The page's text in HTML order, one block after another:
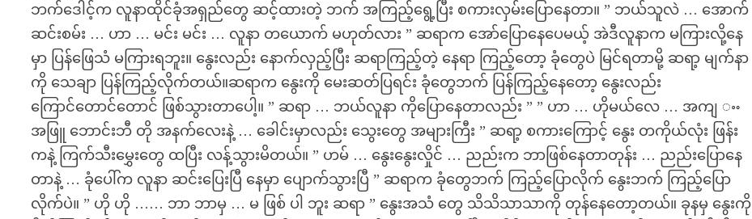
ဘက်ဒေါင့်က လူနာထိုင်ခုံအရှည်တွေ ဆင့်ထားတဲ့ ဘက် အကြည့်ရွေ့ပြီး စကားလှမ်းပြောနေတာ။ ” ဘယ်သူလဲ … အောက်
ဆင်းစမ်း … ဟာ … မင်း မင်း … လူနာ တယောက် မဟုတ်လား ” ဆရာက အော်ပြောနေပေမယ့် အဲဒီလူနာက မကြားလို့နေ
မှာ ပြန်ဖြေသံ မကြားရဘူး။ နွေးလည်း နောက်လှည့်ပြီး ဆရာကြည့်တဲ့ နေရာ ကြည့်တော့ ခုံတွေပဲ မြင်ရတာမို့ ဆရာ့ မျက်နာ
ကို သေချာ ပြန်ကြည့်လိုက်တယ်။ဆရာက နွေးကို မေးဆတ်ပြရင်း ခုံတွေဘက် ပြန်ကြည့်နေတော့ နွေးလည်း
ကြောင်တောင်တောင် ဖြစ်သွားတာပေါ့။ ” ဆရာ … ဘယ်လူနာ ကိုပြောနေတာလည်း ” ” ဟာ … ဟိုမယ်လေ … အကျ ႌ
အဖြူ ဘောင်းဘီ တို အနက်လေးနဲ့ … ခေါင်းမှာလည်း သွေးတွေ အများကြီး ” ဆရာ့ စကားကြောင့် နွေး တကိုယ်လုံး ဖြန်း
ကနဲ့ ကြက်သီးမွှေးတွေ ထပြီး လန့်သွားမိတယ်။ ” ဟမ် … နွေးနွေးလှိုင် … ညည်းက ဘာဖြစ်နေတာတုန်း … ညည်းပြောနေ
တာနဲ့ … ခုံပေါ်က လူနာ ဆင်းပြေးပြီ နေမှာ ပျောက်သွားပြီ ” ဆရာက ခုံတွေဘက် ကြည့်ပြောလိုက် နွေးဘက် ကြည့်ပြော
လိုက်ပဲ။ ” ဟို ဟို …… ဘာ ဘာမှ … မ ဖြစ် ပါ ဘူး ဆရာ ” နွေးအသံ တွေ သိသိသာသာကို တုန်နေတော့တယ်။ ခုနမှ နွေးကို